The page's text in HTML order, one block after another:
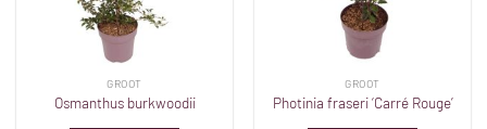
GROOT
Osmanthus burkwoodii
GROOT
Photinia fraseri ‘Carré Rouge’